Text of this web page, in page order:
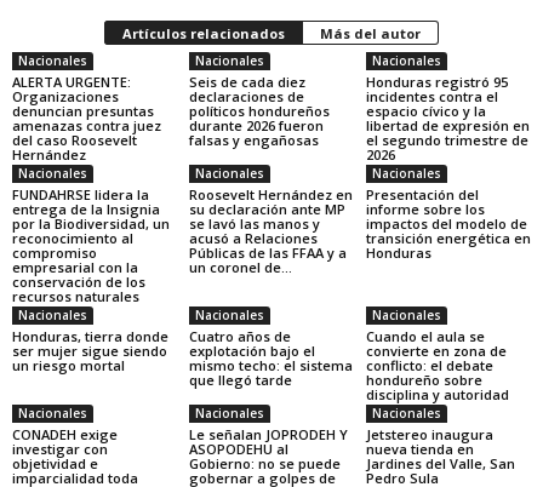
Artículos relacionados Más del autor
Nacionales
ALERTA URGENTE:
Organizaciones
denuncian presuntas
amenazas contra juez
del caso Roosevelt
Hernández
Nacionales
Seis de cada diez
declaraciones de
políticos hondureños
durante 2026 fueron
falsas y engañosas
Nacionales
Honduras registró 95
incidentes contra el
espacio cívico y la
libertad de expresión en
el segundo trimestre de
2026
Nacionales
FUNDAHRSE lidera la
entrega de la Insignia
por la Biodiversidad, un
reconocimiento al
compromiso
empresarial con la
conservación de los
recursos naturales
Nacionales
Roosevelt Hernández en
su declaración ante MP
se lavó las manos y
acusó a Relaciones
Públicas de las FFAA y a
un coronel de...
Nacionales
Presentación del
informe sobre los
impactos del modelo de
transición energética en
Honduras
Nacionales
Honduras, tierra donde
ser mujer sigue siendo
un riesgo mortal
Nacionales
Cuatro años de
explotación bajo el
mismo techo: el sistema
que llegó tarde
Nacionales
Cuando el aula se
convierte en zona de
conflicto: el debate
hondureño sobre
disciplina y autoridad
Nacionales
CONADEH exige
investigar con
objetividad e
imparcialidad toda
Nacionales
Le señalan JOPRODEH Y
ASOPODEHU al
Gobierno: no se puede
gobernar a golpes de
Nacionales
Jetstereo inaugura
nueva tienda en
Jardines del Valle, San
Pedro Sula